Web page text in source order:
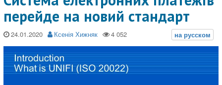
перейде на новий стандарт
24.01.2020 Ксенія Хижняк